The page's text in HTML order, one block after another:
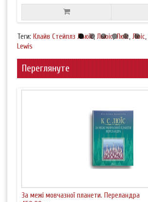
Теги: Клайв Стейплз Льюїс, Льюіс,Люїс, Люіс,
Lewis
Переглянуте
За межі мовчазної планети. Переландра